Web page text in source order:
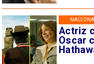
Actriz
Oscar